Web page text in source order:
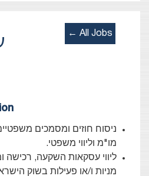
← All Jobs
ניסוח חוזים ומסמכים
מו"מ וליווי משפטי.
ליווי עסקאות השקעה, רכישה
מניות ו/או פעילות בשוק